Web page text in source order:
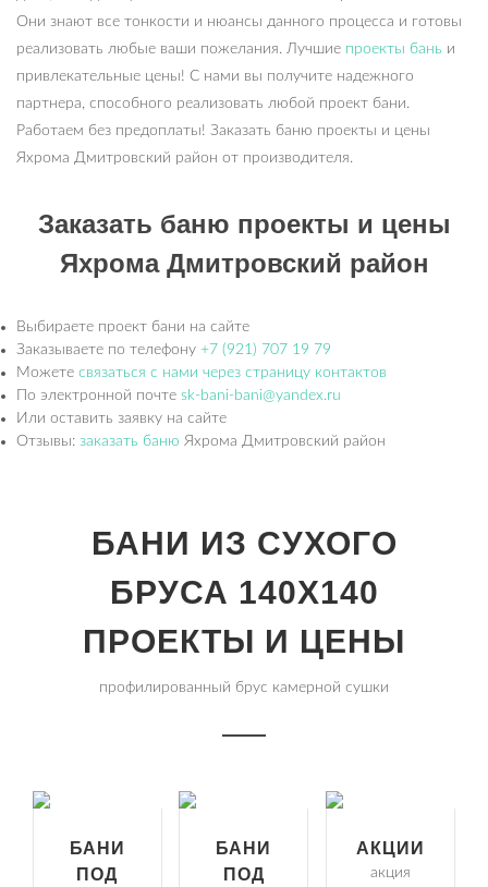
Они знают все тонкости и нюансы данного процесса и готовы
реализовать любые ваши пожелания. Лучшие проекты бань и
привлекательные цены! С нами вы получите надежного
партнера, способного реализовать любой проект бани.
Работаем без предоплаты! Заказать баню проекты и цены
Яхрома Дмитровский район от производителя.
Заказать баню проекты и цены
Яхрома Дмитровский район
Выбираете проект бани на сайте
Заказываете по телефону +7 (921) 707 19 79
Можете связаться с нами через страницу контактов
По электронной почте sk-bani-bani@yandex.ru
Или оставить заявку на сайте
Отзывы: заказать баню Яхрома Дмитровский район
БАНИ ИЗ СУХОГО
БРУСА 140Х140
ПРОЕКТЫ И ЦЕНЫ
профилированный брус камерной сушки
БАНИ
ПОД
БАНИ
ПОД
АКЦИИ
акция